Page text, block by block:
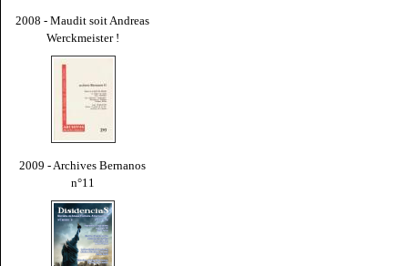
2008 - Maudit soit Andreas
Werckmeister !
2009 - Archives Bernanos
n°11